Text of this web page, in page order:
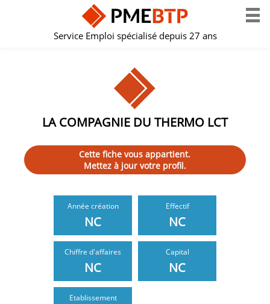
Service Emploi spécialisé depuis 27 ans
LA COMPAGNIE DU THERMO LCT
Cette fiche vous appartient.
Mettez à jour votre profil.
Année création
NC
Effectif
NC
Chiffre d'affaires
NC
Capital
NC
Etablissement